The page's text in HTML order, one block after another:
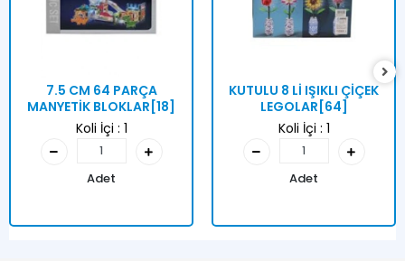
7.5 CM 64 PARÇA
MANYETİK BLOKLAR[18]
Koli İçi : 1
Adet
KUTULU 8 Lİ IŞIKLI ÇİÇEK
LEGOLAR[64]
Koli İçi : 1
Adet